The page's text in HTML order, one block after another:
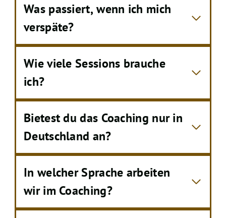
Was passiert, wenn ich mich
verspäte?
Wie viele Sessions brauche
ich?
Bietest du das Coaching nur in
Deutschland an?
In welcher Sprache arbeiten
wir im Coaching?